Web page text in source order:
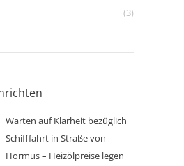
(3)
Warten auf Klarheit bezüglich
Schifffahrt in Straße von
Hormus – Heizölpreise legen